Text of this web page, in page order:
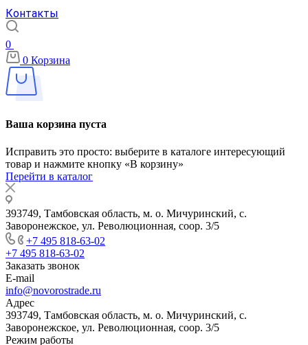
Контакты
0
0 Корзина
Ваша корзина пуста
Исправить это просто: выберите в каталоге интересующий
товар и нажмите кнопку «В корзину»
Перейти в каталог
393749, Тамбовская область, м. о. Мичуринский, с.
Заворонежское, ул. Революционная, соор. 3/5
+7 495 818-63-02
+7 495 818-63-02
Заказать звонок
E-mail
info@novorostrade.ru
Адрес
393749, Тамбовская область, м. о. Мичуринский, с.
Заворонежское, ул. Революционная, соор. 3/5
Режим работы